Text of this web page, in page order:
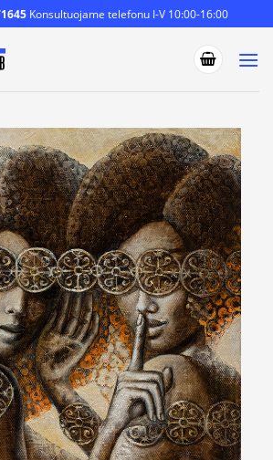
Konsultuojame telefonu I-V 10:00-16:00